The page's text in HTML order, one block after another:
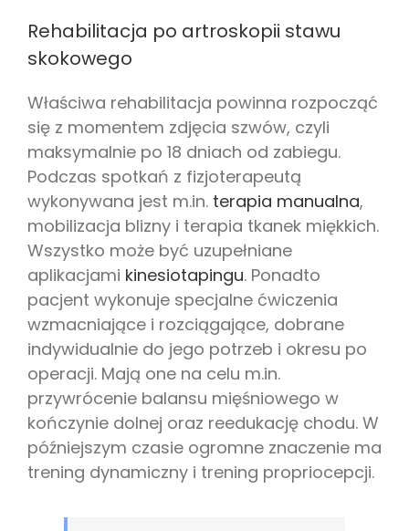
Rehabilitacja po artroskopii stawu
skokowego
Właściwa rehabilitacja powinna rozpocząć
się z momentem zdjęcia szwów, czyli
maksymalnie po 18 dniach od zabiegu.
Podczas spotkań z fizjoterapeutą
wykonywana jest m.in. terapia manualna,
mobilizacja blizny i terapia tkanek miękkich.
Wszystko może być uzupełniane
aplikacjami kinesiotapingu. Ponadto
pacjent wykonuje specjalne ćwiczenia
wzmacniające i rozciągające, dobrane
indywidualnie do jego potrzeb i okresu po
operacji. Mają one na celu m.in.
przywrócenie balansu mięśniowego w
kończynie dolnej oraz reedukację chodu. W
późniejszym czasie ogromne znaczenie ma
trening dynamiczny i trening propriocepcji.